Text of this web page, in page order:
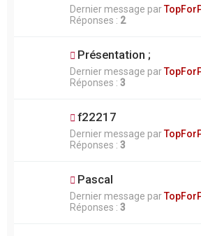
Dernier message par
Réponses : 2
Présentation ;
Dernier message par
Réponses : 3
f22217
Dernier message par
Réponses : 3
Pascal
Dernier message par
Réponses : 3